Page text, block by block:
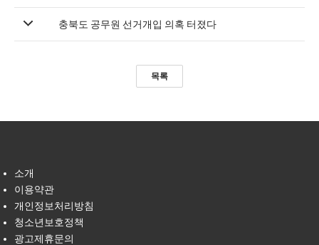
충북도 공무원 선거개입 의혹 터졌다
목록
소개
이용약관
개인정보처리방침
청소년보호정책
광고제휴문의